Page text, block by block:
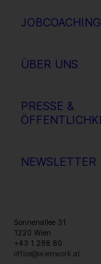
JOBCOACHING
ÜBER UNS
PRESSE &
NEWSLETTER
Sonnenallee 31
1220 Wien
+43 1 288 80
office@wienwork.at